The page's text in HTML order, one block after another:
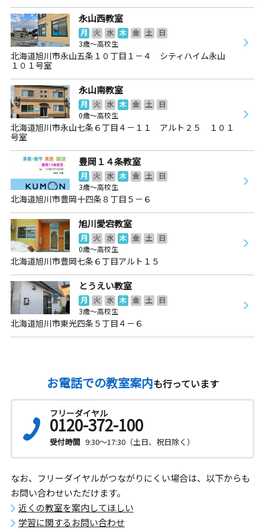
永山西教室
月 火 水 木 金 土
日
3歳～高校生
北海道旭川市永山五条１０丁目１－４ シティハイム永山
１０１号室
永山南教室
月 火 水 木 金 土
日
0歳～高校生
北海道旭川市永山七条６丁目４－１１ アルト２５ １０１
号室
豊岡１４条教室
月 火 水 木 金 土
日
3歳～高校生
北海道旭川市豊岡十四条８丁目５－６
旭川愛宕教室
月 火 水 木 金 土
日
0歳～高校生
北海道旭川市豊岡七条６丁目アルト１５
とうえい教室
月 火 水 木 金 土
日
3歳～高校生
北海道旭川市東光四条５丁目４－６
お電話での教室案内も行っています
フリーダイヤル
0120-372-100
受付時間 9:30～17:30（土日、祝日除く）
なお、フリーダイヤルがつながりにくい場合は、以下からも
お問い合わせいただけます。
近くの教室を案内してほしい
学習に関するお問い合わせ